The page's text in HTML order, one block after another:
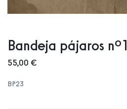
Bandeja pájaros nº1
55,00 €
BP23